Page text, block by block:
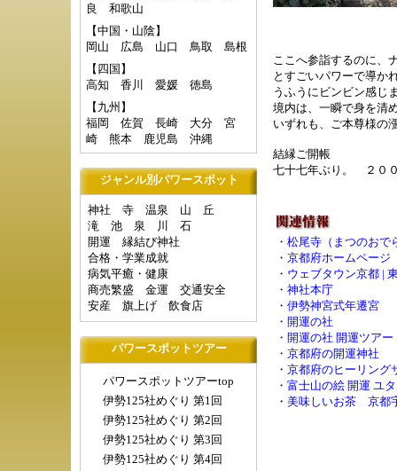
良
和歌山
【中国・山陰】
岡山
広島 山口 鳥取
島根
【四国】
高知
香川 愛媛
徳島
【九州】
福岡
佐賀 長崎 大分
宮
崎
熊本 鹿児島 沖縄
ジャンル別パワースポット
神社 寺 温泉 山
丘
滝
池 泉 川
石
開運
縁結び神社
合格・学業成就
病気平癒・健康
商売繁盛
金運
交通安全
安産
旗上げ 飲食店
パワースポットツアー
パワースポットツアーtop
伊勢125社めぐり 第1回
伊勢125社めぐり 第2回
伊勢125社めぐり 第3回
伊勢125社めぐり 第4回
ここへ参詣するのに、
とすごいパワーで導か
うふうにビンビン感じ
境内は、一瞬で身を清
いずれも、ご本尊様の
結縁ご開帳
七十七年ぶり。 ２０
・ 松尾寺（まつのおで
・ 京都府ホームページ
・ ウェブタウン京都 |
・ 神社本庁
・ 伊勢神宮式年遷宮
・ 開運の社
・ 開運の社 開運ツアー
・ 京都府の開運神社
・ 京都府のヒーリング
・ 富士山の絵 開運 ユ
・ 美味しいお茶 京都